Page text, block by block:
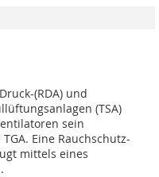
(RDA) und
(TSA)
sein
Eine Rauchschutz-
mittels eines